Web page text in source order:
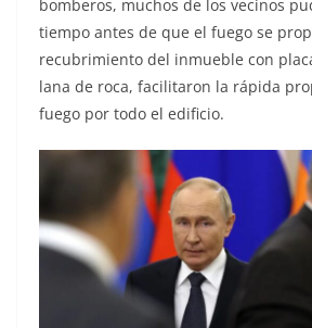
bomberos, muchos de los vecinos
tiempo antes de que el fuego se
recubrimiento del inmueble con
lana de roca, facilitaron la rápida
fuego por todo el edificio.